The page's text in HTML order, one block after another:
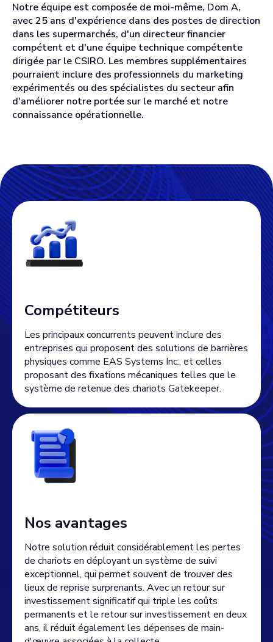
Notre équipe est composée de moi-même, Dom A,
avec 25 ans d'expérience dans des postes de direction
dans les supermarchés, d'un directeur financier
compétent et d'une équipe technique compétente
dirigée par le CSIRO. Les membres supplémentaires
pourraient inclure des professionnels du marketing
expérimentés ou des spécialistes du secteur afin
d'améliorer notre portée sur le marché et notre
connaissance opérationnelle.
Compétiteurs
Les principaux concurrents peuvent inclure des
entreprises qui proposent des solutions de barrières
physiques comme EAS Systems Inc., et celles
proposant des fixations mécaniques telles que le
système de retenue des chariots Gatekeeper.
Nos avantages
Notre solution réduit considérablement les pertes
de chariots en déployant un système de suivi
exceptionnel, qui permet souvent de trouver des
lieux de reprise surprenants. Avec un retour sur
investissement significatif qui triple les coûts
permanents et le retour sur investissement en deux
ans, il réduit également les dépenses de main-